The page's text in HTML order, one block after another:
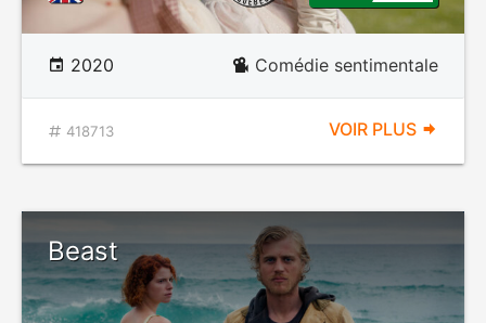
2020 Comédie sentimentale
418713 VOIR PLUS
Beast